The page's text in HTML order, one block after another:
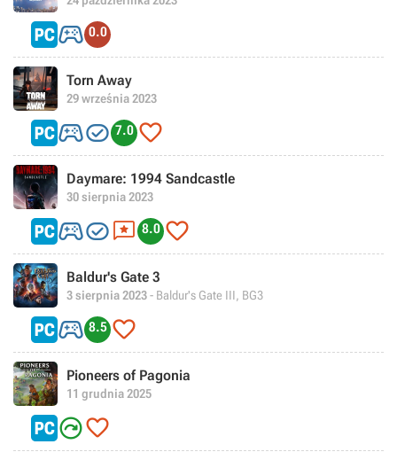
 0.0
Torn Away
29 września 2023
 7.0 
Daymare: 1994 Sandcastle
30 sierpnia 2023
 8.0 
Baldur's Gate 3
3 sierpnia 2023- Baldur's Gate III, BG3
 8.5 
Pioneers of Pagonia
11 grudnia 2025
